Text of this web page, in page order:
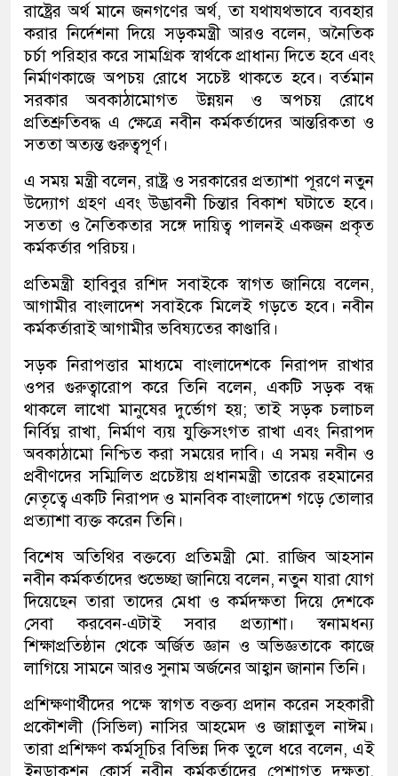
রাষ্ট্রের অর্থ মানে জনগণের অর্থ, তা যথাযথভাবে ব্যবহার
করার নির্দেশনা দিয়ে সড়কমন্ত্রী আরও বলেন, অনৈতিক
চর্চা পরিহার করে সামগ্রিক স্বার্থকে প্রাধান্য দিতে হবে এবং
নির্মাণকাজে অপচয় রোধে সচেষ্ট থাকতে হবে। বর্তমান
সরকার অবকাঠামোগত উন্নয়ন ও অপচয় রোধে
প্রতিশ্রুতিবদ্ধ এ ক্ষেত্রে নবীন কর্মকর্তাদের আন্তরিকতা ও
সততা অত্যন্ত গুরুত্বপূর্ণ।
এ সময় মন্ত্রী বলেন, রাষ্ট্র ও সরকারের প্রত্যাশা পূরণে নতুন
উদ্যোগ গ্রহণ এবং উদ্ভাবনী চিন্তার বিকাশ ঘটাতে হবে।
সততা ও নৈতিকতার সঙ্গে দায়িত্ব পালনই একজন প্রকৃত
কর্মকর্তার পরিচয়।
প্রতিমন্ত্রী হাবিবুর রশিদ সবাইকে স্বাগত জানিয়ে বলেন,
আগামীর বাংলাদেশ সবাইকে মিলেই গড়তে হবে। নবীন
কর্মকর্তারাই আগামীর ভবিষ্যতের কাণ্ডারি।
সড়ক নিরাপত্তার মাধ্যমে বাংলাদেশকে নিরাপদ রাখার
ওপর গুরুত্বারোপ করে তিনি বলেন, একটি সড়ক বন্ধ
থাকলে লাখো মানুষের দুর্ভোগ হয়; তাই সড়ক চলাচল
নির্বিঘ্ন রাখা, নির্মাণ ব্যয় যুক্তিসংগত রাখা এবং নিরাপদ
অবকাঠামো নিশ্চিত করা সময়ের দাবি। এ সময় নবীন ও
প্রবীণদের সম্মিলিত প্রচেষ্টায় প্রধানমন্ত্রী তারেক রহমানের
নেতৃত্বে একটি নিরাপদ ও মানবিক বাংলাদেশ গড়ে তোলার
প্রত্যাশা ব্যক্ত করেন তিনি।
বিশেষ অতিথির বক্তব্যে প্রতিমন্ত্রী মো. রাজিব আহসান
নবীন কর্মকর্তাদের শুভেচ্ছা জানিয়ে বলেন, নতুন যারা যোগ
দিয়েছেন তারা তাদের মেধা ও কর্মদক্ষতা দিয়ে দেশকে
সেবা করবেন-এটাই সবার প্রত্যাশা। স্বনামধন্য
শিক্ষাপ্রতিষ্ঠান থেকে অর্জিত জ্ঞান ও অভিজ্ঞতাকে কাজে
লাগিয়ে সামনে আরও সুনাম অর্জনের আহ্বান জানান তিনি।
প্রশিক্ষণার্থীদের পক্ষে স্বাগত বক্তব্য প্রদান করেন সহকারী
প্রকৌশলী (সিভিল) নাসির আহমেদ ও জান্নাতুল নাঈম।
তারা প্রশিক্ষণ কর্মসূচির বিভিন্ন দিক তুলে ধরে বলেন, এই
ইনডাকশন কোর্স নবীন কর্মকর্তাদের পেশাগত দক্ষতা,